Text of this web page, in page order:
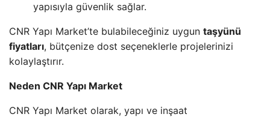
yapısıyla güvenlik sağlar.
CNR Yapı Market’te bulabileceğiniz uygun taşyünü
fiyatları, bütçenize dost seçeneklerle projelerinizi
kolaylaştırır.
Neden CNR Yapı Market
CNR Yapı Market olarak, yapı ve inşaat